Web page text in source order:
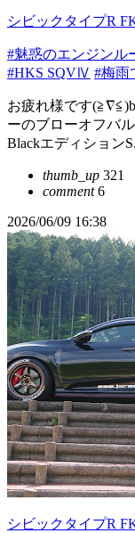
シビックタイプR
#魅惑のエンジンル
#HKS SQVⅣ #梅雨
お疲れ様です
ーのブローオフバ
Blackエディション
thumb_up 321
comment6
2026/06/09 16:38
シビックタイプR